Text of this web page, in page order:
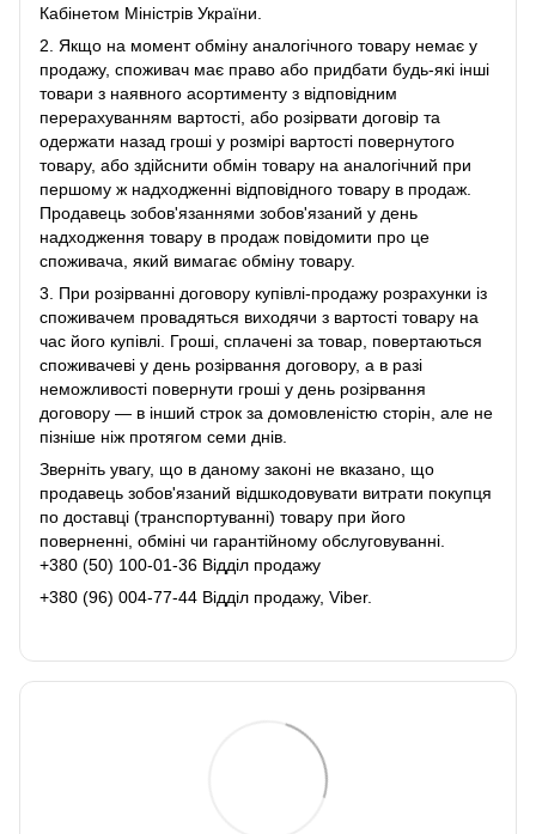
Кабінетом Міністрів України.
2. Якщо на момент обміну аналогічного товару немає у
продажу, споживач має право або придбати будь-які інші
товари з наявного асортименту з відповідним
перерахуванням вартості, або розірвати договір та
одержати назад гроші у розмірі вартості повернутого
товару, або здійснити обмін товару на аналогічний при
першому ж надходженні відповідного товару в продаж.
Продавець зобов'язаннями зобов'язаний у день
надходження товару в продаж повідомити про це
споживача, який вимагає обміну товару.
3. При розірванні договору купівлі-продажу розрахунки із
споживачем провадяться виходячи з вартості товару на
час його купівлі. Гроші, сплачені за товар, повертаються
споживачеві у день розірвання договору, а в разі
неможливості повернути гроші у день розірвання
договору ― в інший строк за домовленістю сторін, але не
пізніше ніж протягом семи днів.
Зверніть увагу, що в даному законі не вказано, що
продавець зобов'язаний відшкодовувати витрати покупця
по доставці (транспортуванні) товару при його
поверненні, обміні чи гарантійному обслуговуванні.
+380 (50) 100-01-36 Відділ продажу
+380 (96) 004-77-44 Відділ продажу, Viber.